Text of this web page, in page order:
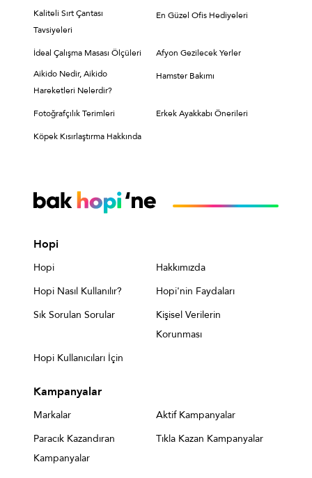
Kaliteli Sırt Çantası
Tavsiyeleri
En Güzel Ofis Hediyeleri
İdeal Çalışma Masası Ölçüleri
Afyon Gezilecek Yerler
Aikido Nedir, Aikido
Hareketleri Nelerdir?
Hamster Bakımı
Fotoğrafçılık Terimleri Erkek Ayakkabı Önerileri
Köpek Kısırlaştırma Hakkında
Hopi
Hopi
Hakkımızda
Hopi Nasıl Kullanılır?
Hopi'nin Faydaları
Sık Sorulan Sorular
Kişisel Verilerin
Korunması
Hopi Kullanıcıları İçin
Kampanyalar
Markalar
Aktif Kampanyalar
Paracık Kazandıran
Kampanyalar
Tıkla Kazan Kampanyalar